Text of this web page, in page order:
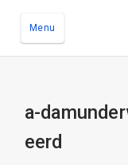
Menu
a-
eerd